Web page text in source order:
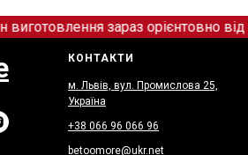
зараз орієнтовно від
КОНТАКТИ
м. Львів, вул. Промислова 25,
Україна
+38 066 96 066 96
betoomore@ukr.net